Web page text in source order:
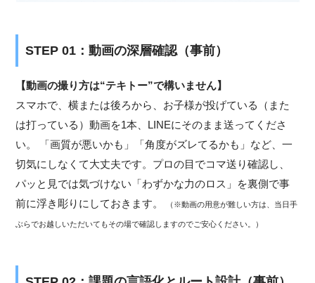
STEP 01：動画の深層確認（事前）
【動画の撮り方は“テキトー”で構いません】
スマホで、横または後ろから、お子様が投げている（また
は打っている）動画を1本、LINEにそのまま送ってくださ
い。 「画質が悪いかも」「角度がズレてるかも」など、一
切気にしなくて大丈夫です。プロの目でコマ送り確認し、
パッと見では気づけない「わずかな力のロス」を裏側で事
前に浮き彫りにしておきます。
（※動画の用意が難しい方は、当日手
ぶらでお越しいただいてもその場で確認しますのでご安心ください。）